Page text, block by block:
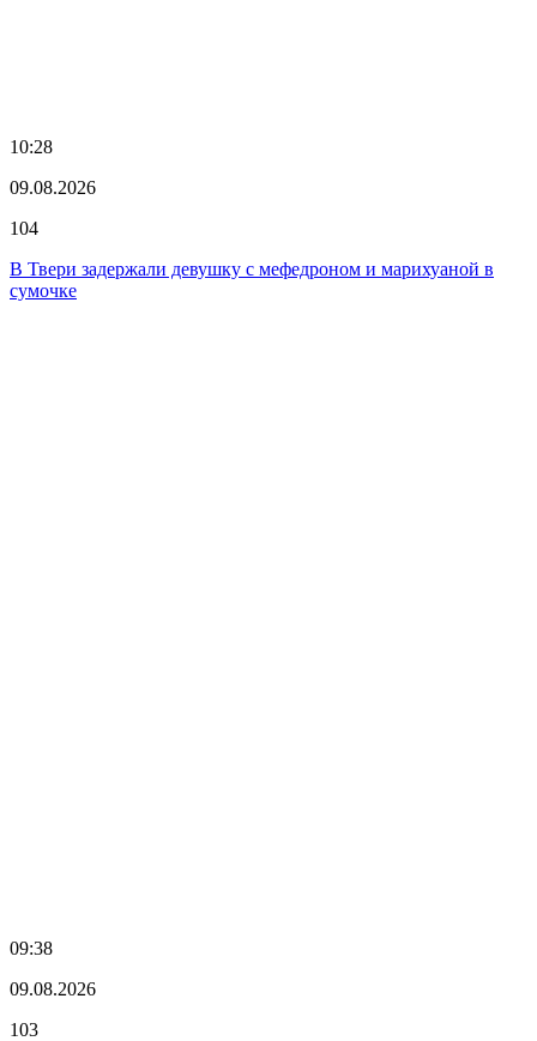
10:28
09.08.2026
104
В Твери задержали девушку с мефедроном и марихуаной в
сумочке
09:38
09.08.2026
103